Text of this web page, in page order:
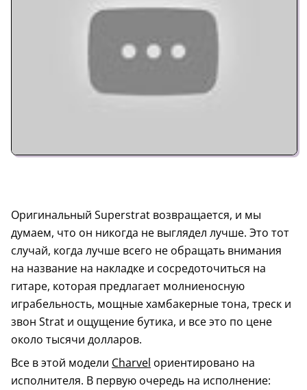
Оригинальный Superstrat возвращается, и мы
думаем, что он никогда не выглядел лучше. Это тот
случай, когда лучше всего не обращать внимания
на название на накладке и сосредоточиться на
гитаре, которая предлагает молниеносную
играбельность, мощные хамбакерные тона, треск и
звон Strat и ощущение бутика, и все это по цене
около тысячи долларов.
Все в этой модели Charvel ориентировано на
исполнителя. В первую очередь на исполнение: